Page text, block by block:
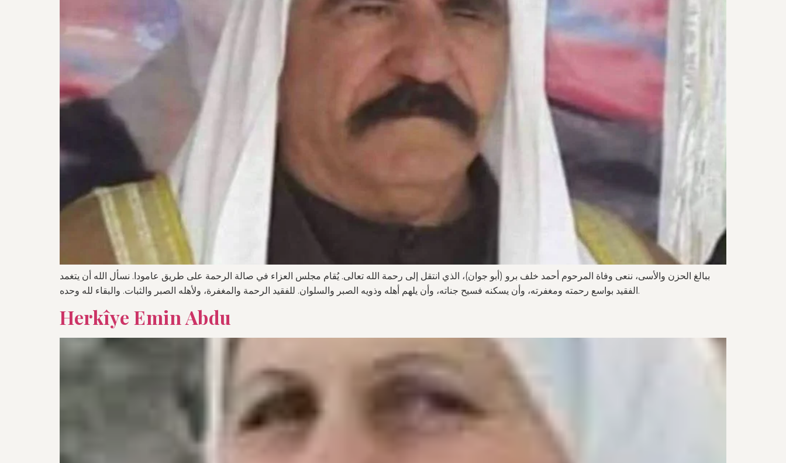
ببالغ الحزن والأسى، ننعى وفاة المرحوم أحمد خلف برو (أبو جوان)، الذي انتقل إلى رحمة الله تعالى. يُقام مجلس العزاء في صالة الرحمة على طريق عامودا. نسأل الله أن يتغمد
الفقيد بواسع رحمته ومغفرته، وأن يسكنه فسيح جناته، وأن يلهم أهله وذويه الصبر والسلوان. للفقيد الرحمة والمغفرة، ولأهله الصبر والثبات. والبقاء لله وحده.
Herkîye Emin Abdu